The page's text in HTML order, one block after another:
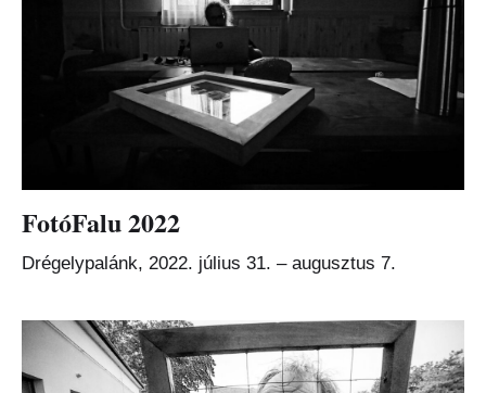
FotóFalu 2022
Drégelypalánk, 2022. július 31. – augusztus 7.